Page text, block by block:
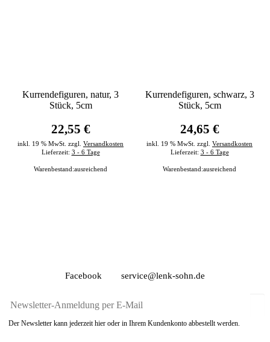
Kurrendefiguren, natur, 3
Stück, 5cm
22,55 €
inkl. 19 % MwSt. zzgl. Versandkosten
Lieferzeit: 3 - 6 Tage
Warenbestand:ausreichend
Kurrendefiguren, schwarz, 3
Stück, 5cm
24,65 €
inkl. 19 % MwSt. zzgl. Versandkosten
Lieferzeit: 3 - 6 Tage
Warenbestand:ausreichend
Facebook service@lenk-sohn.de
Der Newsletter kann jederzeit hier oder in Ihrem Kundenkonto abbestellt werden.